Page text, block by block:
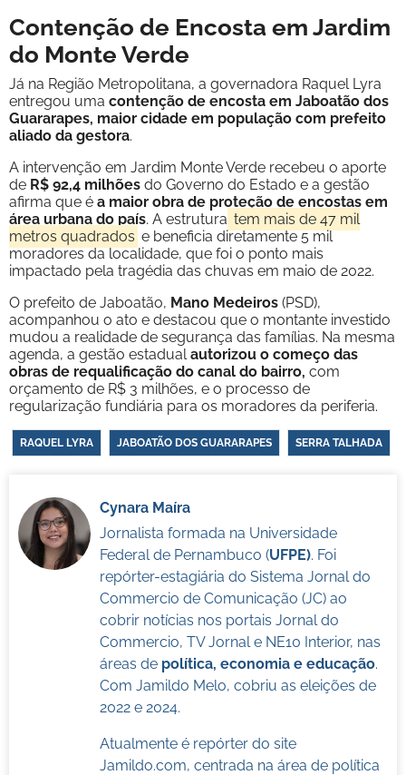
Contenção de Encosta em Jardim
do Monte Verde
Já na Região Metropolitana, a governadora Raquel Lyra
entregou uma contenção de encosta em Jaboatão dos
Guararapes, maior cidade em população com prefeito
aliado da gestora.
A intervenção em Jardim Monte Verde recebeu o aporte
de R$ 92,4 milhões do Governo do Estado e a gestão
afirma que é a maior obra de proteção de encostas em
área urbana do país. A estrutura tem mais de 47 mil
metros quadrados e beneficia diretamente 5 mil
moradores da localidade, que foi o ponto mais
impactado pela tragédia das chuvas em maio de 2022.
O prefeito de Jaboatão, Mano Medeiros (PSD),
acompanhou o ato e destacou que o montante investido
mudou a realidade de segurança das famílias. Na mesma
agenda, a gestão estadual autorizou o começo das
obras de requalificação do canal do bairro, com
orçamento de R$ 3 milhões, e o processo de
regularização fundiária para os moradores da periferia.
RAQUEL LYRA JABOATÃO DOS GUARARAPES SERRA TALHADA
Cynara Maíra
Jornalista formada na Universidade
Federal de Pernambuco (UFPE). Foi
repórter-estagiária do Sistema Jornal do
Commercio de Comunicação (JC) ao
cobrir notícias nos portais Jornal do
Commercio, TV Jornal e NE10 Interior, nas
áreas de política, economia e educação.
Com Jamildo Melo, cobriu as eleições de
2022 e 2024.
Atualmente é repórter do site
Jamildo.com, centrada na área de política